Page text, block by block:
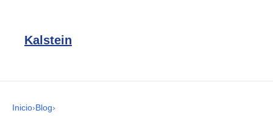
Kalstein
Inicio›Blog›